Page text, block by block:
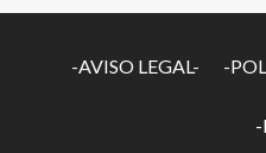
-AVISO LEGAL- -